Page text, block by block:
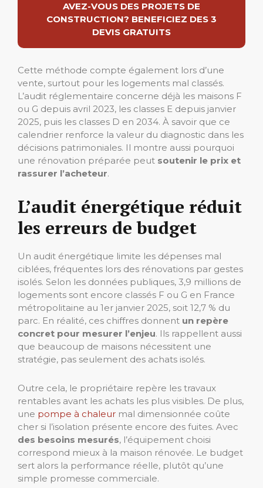
AVEZ-VOUS DES PROJETS DE
CONSTRUCTION? BENEFICIEZ DES 3
DEVIS GRATUITS
Cette méthode compte également lors d’une
vente, surtout pour les logements mal classés.
L’audit réglementaire concerne déjà les maisons F
ou G depuis avril 2023, les classes E depuis janvier
2025, puis les classes D en 2034. À savoir que ce
calendrier renforce la valeur du diagnostic dans les
décisions patrimoniales. Il montre aussi pourquoi
une rénovation préparée peut soutenir le prix et
rassurer l’acheteur.
L’audit énergétique réduit
les erreurs de budget
Un audit énergétique limite les dépenses mal
ciblées, fréquentes lors des rénovations par gestes
isolés. Selon les données publiques, 3,9 millions de
logements sont encore classés F ou G en France
métropolitaine au 1er janvier 2025, soit 12,7 % du
parc. En réalité, ces chiffres donnent un repère
concret pour mesurer l’enjeu. Ils rappellent aussi
que beaucoup de maisons nécessitent une
stratégie, pas seulement des achats isolés.
Outre cela, le propriétaire repère les travaux
rentables avant les achats les plus visibles. De plus,
une pompe à chaleur mal dimensionnée coûte
cher si l’isolation présente encore des fuites. Avec
des besoins mesurés, l’équipement choisi
correspond mieux à la maison rénovée. Le budget
sert alors la performance réelle, plutôt qu’une
simple promesse commerciale.